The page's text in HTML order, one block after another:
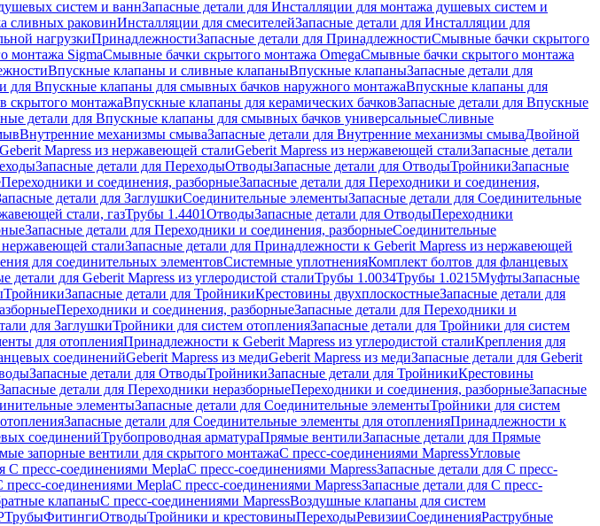
систем и ваннЗапасные детали для Инсталляции для монтажа душевых систем и
сливных раковинИнсталляции для смесителейЗапасные детали для Инсталляции для
нагрузкиПринадлежностиЗапасные детали для ПринадлежностиСмывные бачки скрытого
монтажа SigmaСмывные бачки скрытого монтажа OmegaСмывные бачки скрытого монтажа
Впускные клапаны и сливные клапаныВпускные клапаныЗапасные детали для
для Впускные клапаны для смывных бачков наружного монтажаВпускные клапаны для
скрытого монтажаВпускные клапаны для керамических бачковЗапасные детали для Впускные
детали для Впускные клапаны для смывных бачков универсальныеСливные
Внутренние механизмы смываЗапасные детали для Внутренние механизмы смываДвойной
Geberit Mapress из нержавеющей сталиGeberit Mapress из нержавеющей сталиЗапасные детали
Запасные детали для ПереходыОтводыЗапасные детали для ОтводыТройникиЗапасные
Переходники и соединения, разборныеЗапасные детали для Переходники и соединения,
детали для ЗаглушкиСоединительные элементыЗапасные детали для Соединительные
стали, газТрубы 1.4401ОтводыЗапасные детали для ОтводыПереходники
Запасные детали для Переходники и соединения, разборныеСоединительные
сталиЗапасные детали для Принадлежности к Geberit Mapress из нержавеющей
для соединительных элементовСистемные уплотненияКомплект болтов для фланцевых
детали для Geberit Mapress из углеродистой сталиТрубы 1.0034Трубы 1.0215МуфтыЗапасные
ТройникиЗапасные детали для ТройникиКрестовины двухплоскостныеЗапасные детали для
Переходники и соединения, разборныеЗапасные детали для Переходники и
для ЗаглушкиТройники для систем отопленияЗапасные детали для Тройники для систем
для отопленияПринадлежности к Geberit Mapress из углеродистой сталиКрепления для
соединенийGeberit Mapress из медиGeberit Mapress из медиЗапасные детали для Geberit
Запасные детали для ОтводыТройникиЗапасные детали для ТройникиКрестовины
детали для Переходники неразборныеПереходники и соединения, разборныеЗапасные
элементыЗапасные детали для Соединительные элементыТройники для систем
Запасные детали для Соединительные элементы для отопленияПринадлежности к
соединенийТрубопроводная арматураПрямые вентилиЗапасные детали для Прямые
запорные вентили для скрытого монтажаС пресс-соединениями MapressУгловые
С пресс-соединениями MeplaС пресс-соединениями MapressЗапасные детали для С пресс-
пресс-соединениями MeplaС пресс-соединениями MapressЗапасные детали для С пресс-
клапаныС пресс-соединениями MapressВоздушные клапаны для систем
ТрубыФитингиОтводыТройники и крестовиныПереходыРевизииСоединенияРаструбные